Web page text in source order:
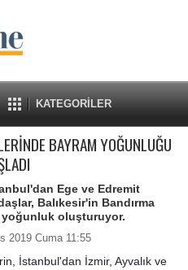
KATEGORİLER
BAYRAM YOĞUNLUĞU
Ege ve Edremit
Balıkesir'in Bandırma
oluşturuyor.
2019 Cuma 11:55
İstanbul'dan İzmir, Ayvalık ve